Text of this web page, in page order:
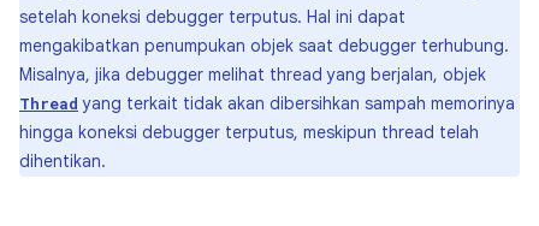
setelah koneksi debugger terputus. Hal ini dapat
mengakibatkan penumpukan objek saat debugger terhubung.
Misalnya, jika debugger melihat thread yang berjalan, objek
Thread yang terkait tidak akan dibersihkan sampah memorinya
hingga koneksi debugger terputus, meskipun thread telah
dihentikan.